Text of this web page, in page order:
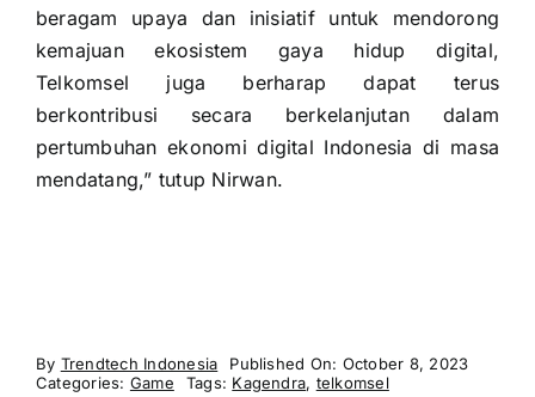
beragam upaya dan inisiatif untuk mendorong
kemajuan ekosistem gaya hidup digital,
Telkomsel juga berharap dapat terus
berkontribusi secara berkelanjutan dalam
pertumbuhan ekonomi digital Indonesia di masa
mendatang,” tutup Nirwan.
By Trendtech Indonesia
Published On: October 8, 2023
Categories: Game Tags: Kagendra, telkomsel